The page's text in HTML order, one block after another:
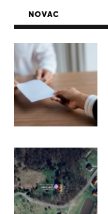
NOVAC